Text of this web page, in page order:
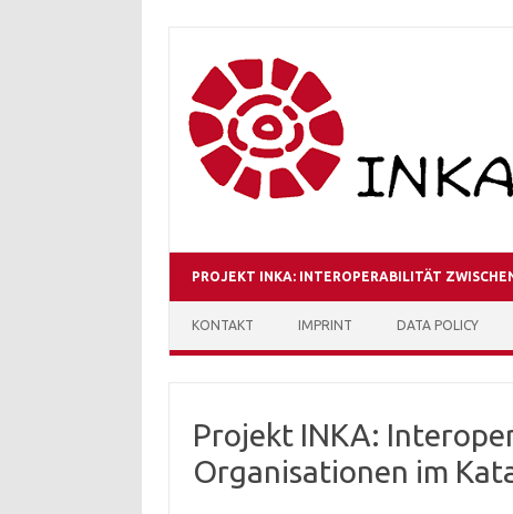
PROJEKT INKA: INTEROPERABILITÄT
KONTAKT IMPRINT DATA POLICY
Projekt INKA:
Organisationen im